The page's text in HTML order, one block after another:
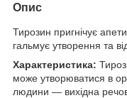
Опис
Тирозин пригнічує
гальмує утворення та
Характеристика:
може утворюватися в
людини — вихідна